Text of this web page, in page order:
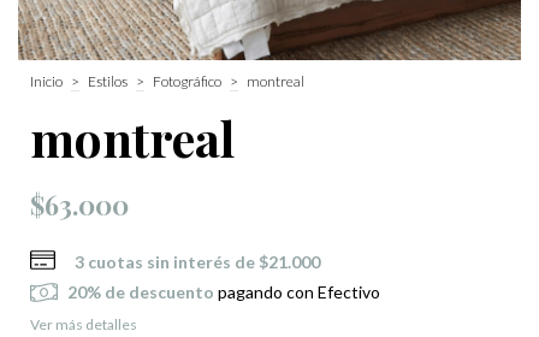
Inicio > Estilos > Fotográfico > montreal
montreal
$63.000
3 cuotas sin interés de $21.000
20% de descuento pagando con Efectivo
Ver más detalles